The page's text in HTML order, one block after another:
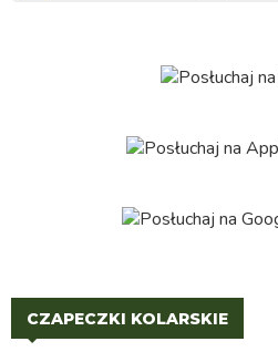
CZAPECZKI KOLARSKIE